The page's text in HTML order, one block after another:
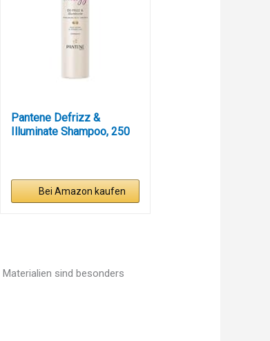
Pantene Defrizz &
Illuminate Shampoo, 250
Bei Amazon kaufen
sind besonders